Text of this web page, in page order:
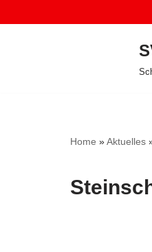
Home »Aktuelles